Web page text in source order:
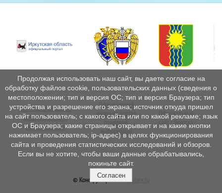
Министерство социального
развития, опеки и
попечительства
Официальный
интернетпортал
информации
Официальный
сайт г. Братска
© Конструктор сайтовNubex.ru
Продолжая использовать наш сайт, вы даете согласие на
обработку файлов cookie, пользовательских данных (сведения о
местоположении; тип и версия ОС; тип и версия Браузера; тип
устройства и разрешение его экрана; источник откуда пришел
на сайт пользователь; с какого сайта или по какой рекламе; язык
ОС и Браузера; какие страницы открывает и на какие кнопки
нажимает пользователь; ip-адрес) в целях функционирования
сайта и проведения статистических исследований и обзоров.
Если вы не хотите, чтобы ваши данные обрабатывались,
покиньте сайт.
Согласен